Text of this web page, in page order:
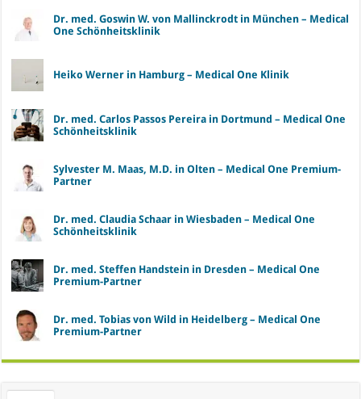
Dr. med. Goswin W. von Mallinckrodt in München – Medical
One Schönheitsklinik
Heiko Werner in Hamburg – Medical One Klinik
Dr. med. Carlos Passos Pereira in Dortmund – Medical One
Schönheitsklinik
Sylvester M. Maas, M.D. in Olten – Medical One Premium-
Partner
Dr. med. Claudia Schaar in Wiesbaden – Medical One
Schönheitsklinik
Dr. med. Steffen Handstein in Dresden – Medical One
Premium-Partner
Dr. med. Tobias von Wild in Heidelberg – Medical One
Premium-Partner